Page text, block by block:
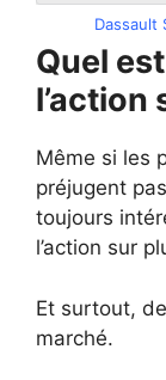
Dassault
Quel
l’action
Même si les
préjugent
toujours
l’action sur
Et surtout,
marché.